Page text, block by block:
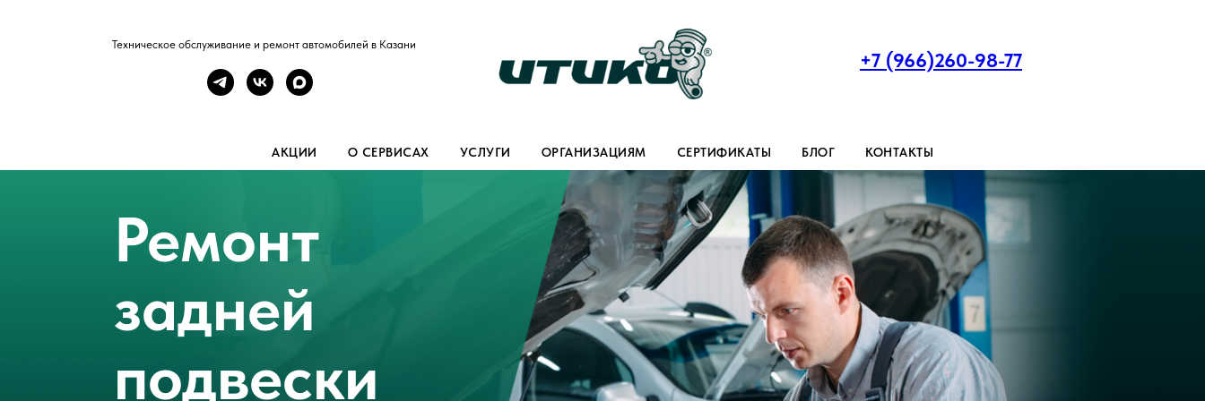
Техническое обслуживание и ремонт автомобилей в Казани
+7 (966)260-98-77
АКЦИИ О СЕРВИСАХ УСЛУГИ ОРГАНИЗАЦИЯМ СЕРТИФИКАТЫ БЛОГ КОНТАКТЫ
Ремонт
задней
подвески